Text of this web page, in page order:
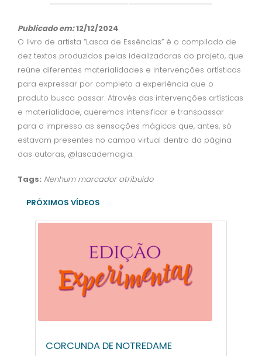
Publicado em:12/12/2024
O livro de artista “Lasca de Essências” é o compilado de
dez textos produzidos pelas idealizadoras do projeto, que
reúne diferentes materialidades e intervenções artísticas
para expressar por completo a experiência que o
produto busca passar. Através das intervenções artísticas
e materialidade, queremos intensificar e transpassar
para o impresso as sensações mágicas que, antes, só
estavam presentes no campo virtual dentro da página
das autoras, @lascademagia.
Tags: Nenhum marcador atribuido
PRÓXIMOS VÍDEOS
CORCUNDA DE NOTREDAME